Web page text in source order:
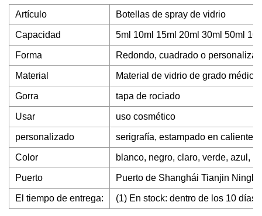
Artículo Botellas de spray de vidrio
Capacidad 5ml 10ml 15ml 20ml 30ml 50ml
Forma Redondo, cuadrado o
Material Material de vidrio de grado
Gorra tapa de rociado
Usar uso cosmético
personalizado serigrafía, estampado en caliente,
Color blanco, negro, claro, verde, azul,
Puerto Puerto de Shanghái Tianjin Ningbo
El tiempo de entrega: (1) En stock: dentro de los 10 días